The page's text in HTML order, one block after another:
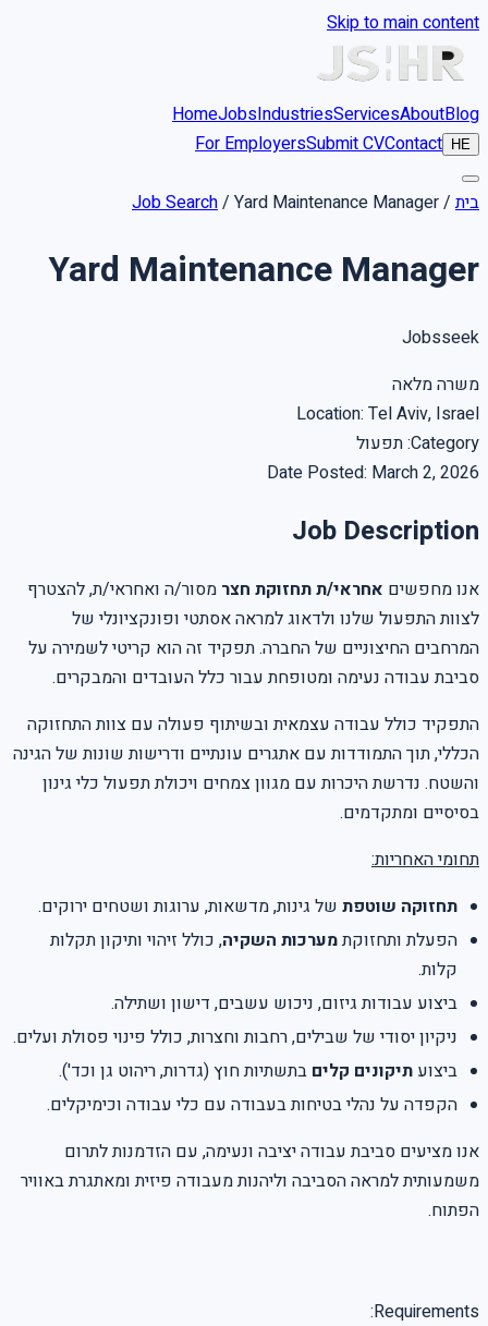
Skip to main content
HomeJobsIndustriesServicesAboutBlog
HE
For EmployersSubmit CVContact
בית/
Job Search/ Yard Maintenance Manager
Yard Maintenance Manager
Jobsseek
משרה מלאה
Location: Tel Aviv, Israel
Category
:תפעול
Date Posted: March 2, 2026
Job Description
אנו מחפשים אחראי/ת תחזוקת חצר מסור/ה ואחראי/ת, להצטרף
לצוות התפעול שלנו ולדאוג למראה אסתטי ופונקציונלי של
המרחבים החיצוניים של החברה. תפקיד זה הוא קריטי לשמירה על
סביבת עבודה נעימה ומטופחת עבור כלל העובדים והמבקרים.
התפקיד כולל עבודה עצמאית ובשיתוף פעולה עם צוות התחזוקה
הכללי, תוך התמודדות עם אתגרים עונתיים ודרישות שונות של הגינה
והשטח. נדרשת היכרות עם מגוון צמחים ויכולת תפעול כלי גינון
בסיסיים ומתקדמים.
תחומי האחריות:
תחזוקה שוטפת של גינות, מדשאות, ערוגות ושטחים ירוקים.
הפעלת ותחזוקתמערכות השקיה, כולל זיהוי ותיקון תקלות
קלות.
ביצוע עבודות גיזום, ניכוש עשבים, דישון ושתילה.
ניקיון יסודי של שבילים, רחבות וחצרות, כולל פינוי פסולת ועלים.
ביצוע תיקונים קלים בתשתיות חוץ (גדרות, ריהוט גן וכד').
הקפדה על נהלי בטיחות בעבודה עם כלי עבודה וכימיקלים.
אנו מציעים סביבת עבודה יציבה ונעימה, עם הזדמנות לתרום
משמעותית למראה הסביבה וליהנות מעבודה פיזית ומאתגרת באוויר
הפתוח.
Requirements: